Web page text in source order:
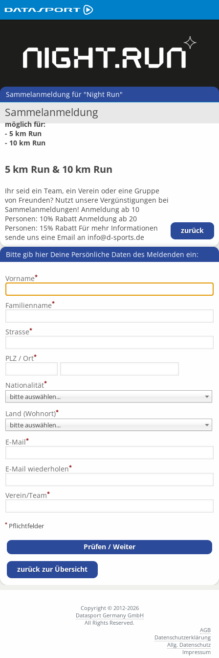
Sammelanmeldung für "Night Run"
Sammelanmeldung
möglich für:
- 5 km Run
- 10 km Run
5 km Run & 10 km Run
Ihr seid ein Team, ein Verein oder eine Gruppe
von Freunden? Nutzt unsere Vergünstigungen bei
Sammelanmeldungen! Anmeldung ab 10
Personen: 10% Rabatt Anmeldung ab 20
Personen: 15% Rabatt Für mehr Informationen
sende uns eine Email an info@d-sports.de
zurück
Bitte gib hier Deine Persönliche Daten des Meldenden ein:
Vorname*
Familienname*
Strasse*
PLZ / Ort*
Nationalität*
bitte auswählen...
Land (Wohnort)*
bitte auswählen...
E-Mail*
E-Mail wiederholen*
Verein/Team*
* Pflichtfelder
zurück zur Übersicht
Copyright © 2012-2026
Datasport Germany GmbH
All Rights Reserved.
AGB
Datenschutzerklärung
Allg. Datenschutz
Impressum